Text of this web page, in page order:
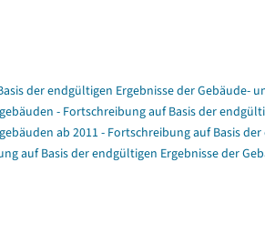
der endgültigen Ergebnisse der Gebäude-
- Fortschreibung auf Basis der
ab 2011 - Fortschreibung auf Basis
auf Basis der endgültigen Ergebnisse der